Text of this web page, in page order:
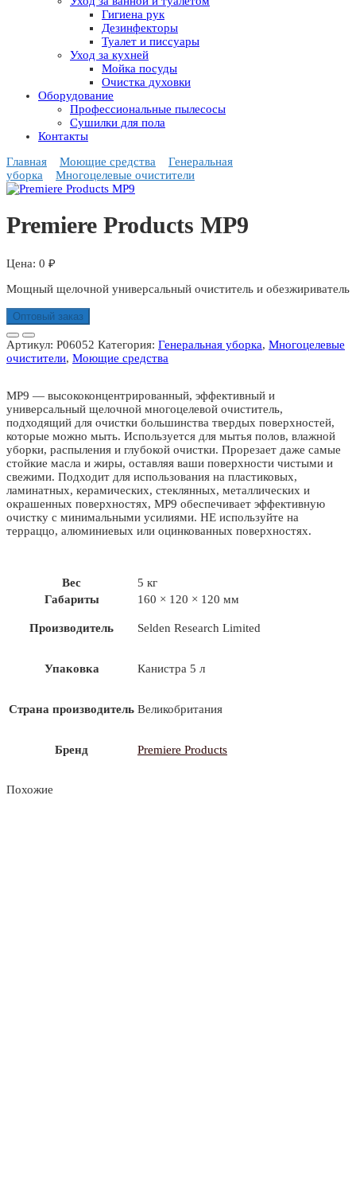
Гигиена рук
Дезинфекторы
Туалет и писсуары
Уход за кухней
Мойка посуды
Очистка духовки
Оборудование
Профессиональные пылесосы
Сушилки для пола
Контакты
Главная
Моющие средства
Генеральная
уборка
Многоцелевые очистители
Premiere Products MP9
0 ₽
Мощный щелочной универсальный очиститель и обезжириватель
Оптовый заказ
Артикул: P06052 Категория: Генеральная уборка, Многоцелевые
очистители, Моющие средства
MP9 — высококонцентрированный, эффективный и
универсальный щелочной многоцелевой очиститель,
подходящий для очистки большинства твердых поверхностей,
которые можно мыть. Используется для мытья полов, влажной
уборки, распыления и глубокой очистки. Прорезает даже самые
стойкие масла и жиры, оставляя ваши поверхности чистыми и
свежими. Подходит для использования на пластиковых,
ламинатных, керамических, стеклянных, металлических и
окрашенных поверхностях, MP9 обеспечивает эффективную
очистку с минимальными усилиями. НЕ используйте на
терраццо, алюминиевых или оцинкованных поверхностях.
Вес
5 кг
Габариты
160 × 120 × 120 мм
Производитель Selden Research Limited
Упаковка Канистра 5 л
Страна производитель Великобритания
Бренд Premiere Products
Похожие